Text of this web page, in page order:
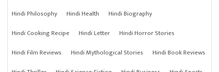
Hindi Philosophy
Hindi Health
Hindi Biography
Hindi Cooking Recipe
Hindi Letter
Hindi Horror Stories
Hindi Film Reviews
Hindi Mythological Stories
Hindi Book Reviews